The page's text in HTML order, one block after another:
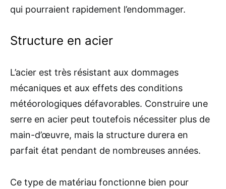
qui pourraient rapidement l’endommager.
Structure en acier
L’acier est très résistant aux dommages
mécaniques et aux effets des conditions
météorologiques défavorables. Construire une
serre en acier peut toutefois nécessiter plus de
main-d’œuvre, mais la structure durera en
parfait état pendant de nombreuses années.
Ce type de matériau fonctionne bien pour